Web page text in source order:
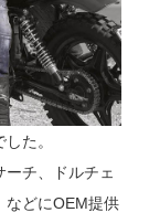
た。
チ、ドルチェ
などにOEM提供